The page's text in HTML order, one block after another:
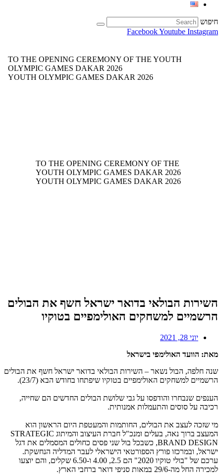
חיפוש
FacebookYoutube Instagram
השירות הבולאי בדואר ישראל חשף את הבולים
הרשמיים למשחקים האולימפיים בטוקיו
יוני 28, 2021
מאת: הוועד האולימפי בישראל
שנה חלפה, הבול נשאר – השירות הבולאי בדואר ישראל חשף את הבולים
הרשמיים למשחקים האולימפיים בטוקיו שיפתחו בחודש הבא (23/7).
הענפים שנבחרו והודפסו על גבי שלושת הבולים החדשים הם שחייה,
רכיבה על סוסים והתעמלות אמנותית.
מי שזכה לעצב את הבולים, החותמות והמעטפת היום הראשון הוא
המעצב ברוך נאה, בעלים ומנכ"ל חברת העיצוב והמיתוג STRATEGIC
BRAND DESIGN, כשבכל בול שני פסים כחולים המסמלים את דגל
ישראל, ובמרכזו פורץ הספורטאי הישראלי לעבר המדליה הנחשקת.
ערכם של "בולי טוקיו 2020" הם 2.5, 4.00 ו-6.50 שקלים, והם יוצעו
למכירה החל מה-29/6 במאות סניפי דואר ברחבי הארץ.